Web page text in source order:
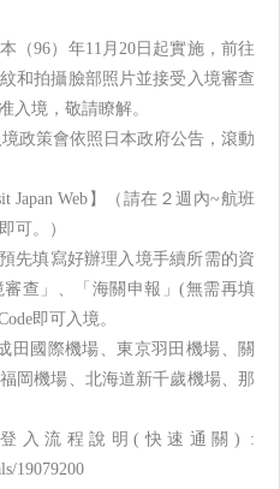
（96）年11月20日起實施，前往
和拍攝臉部照片並接受入境審查
入境，敬請瞭解。
政策會依照日本政府公告，滾動
Japan Web】（請在２週內~航班
可。）
先填寫好辦理入境手續所需的資
查」、「海關申報」(無需再填
即可入境。
田國際機場、東京羽田機場、關
岡機場、北海道新千歲機場、那
登入流程說明(快速通關) :
19079200